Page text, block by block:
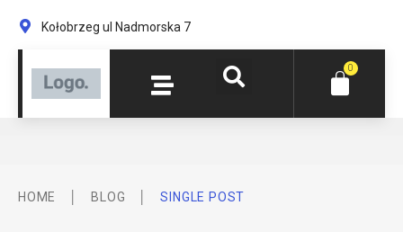
Kołobrzeg ul Nadmorska 7
0
HOME BLOG SINGLE POST